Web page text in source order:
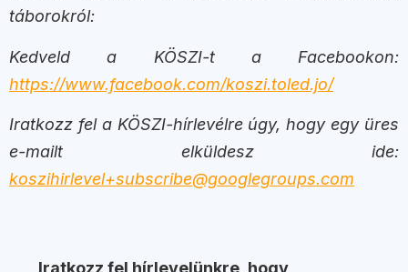
táborokról:
Kedveld a KÖSZI-t a Facebookon:
https://www.facebook.com/koszi.toled.jo/
Iratkozz fel a KÖSZI-hírlevélre úgy, hogy egy üres
e-mailt elküldesz ide:
koszihirlevel+subscribe@googlegroups.com
Iratkozz fel hírlevelünkre, hogy